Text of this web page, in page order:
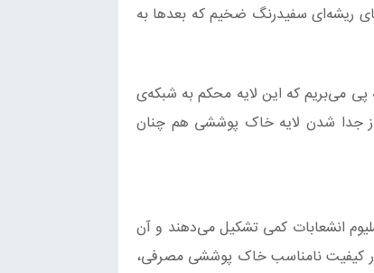
ریشه‌ای سفیدرنگ ضخیم که بعدها به
پی می‌بریم که این لایه‌ محکم به شبکه‌ی
از جدا شدن لایه‌ خاک‌ پوششی هم چنان
انشعابات کمی تشکیل می‌دهند و آن
کیفیت نامناسب خاک پوششی مصرفی،